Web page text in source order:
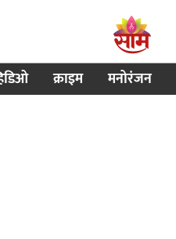
क्राइम मनोरंजन